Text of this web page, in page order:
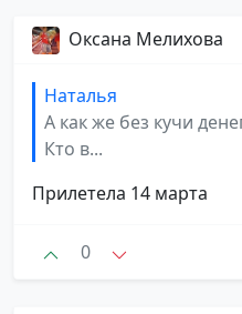
Оксана Мелихова
Наталья
А как же без кучи
Кто в...
Прилетела 14 марта
0